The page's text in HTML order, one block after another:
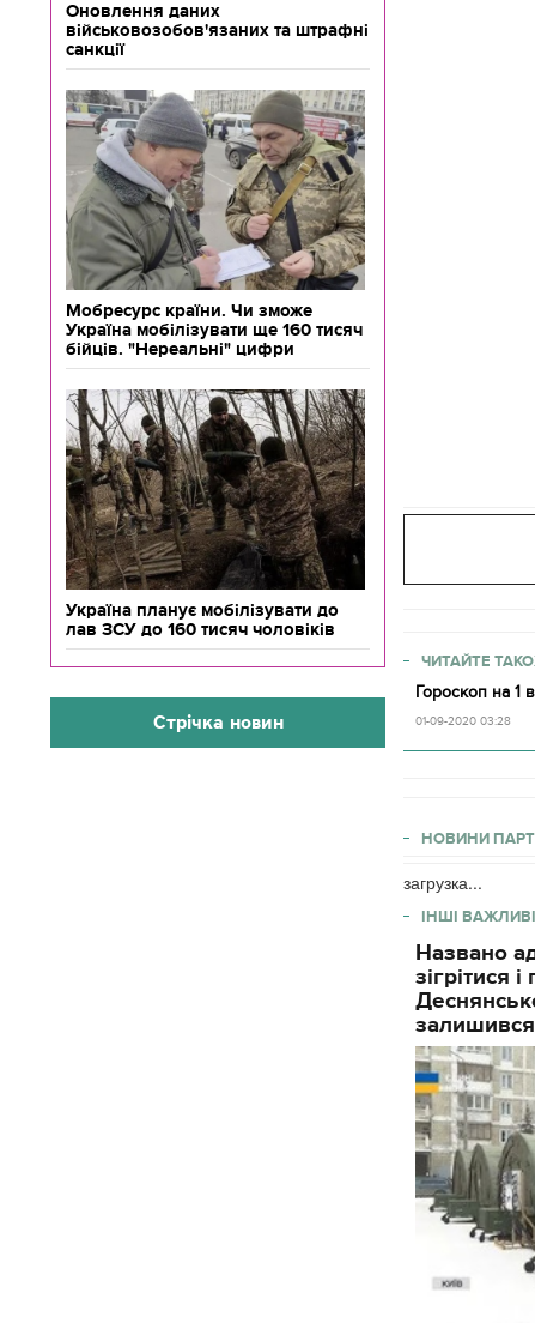
Оновлення даних
військовозобов'язаних та штрафні
санкції
Мобресурс країни. Чи зможе
Україна мобілізувати ще 160 тисяч
бійців. "Нереальні" цифри
Україна планує мобілізувати до
лав ЗСУ до 160 тисяч чоловіків
Стрічка новин
ЧИТАЙТЕ
Гороскоп на 1
01-09-2020 03:28
НОВИНИ
загрузка...
ІНШІ
Названо
зігрітися